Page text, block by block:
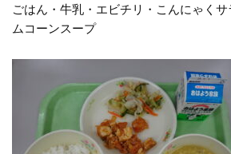
ごはん・牛乳・エビチリ・こんにゃく
ムコーンスープ